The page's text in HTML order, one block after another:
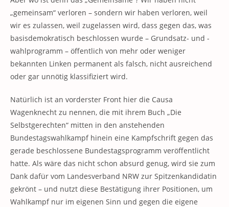
„gemeinsam“ verloren – sondern wir haben verloren, weil
wir es zulassen, weil zugelassen wird, dass gegen das, was
basisdemokratisch beschlossen wurde – Grundsatz- und -
wahlprogramm – öffentlich von mehr oder weniger
bekannten Linken permanent als falsch, nicht ausreichend
oder gar unnötig klassifiziert wird.
Natürlich ist an vorderster Front hier die Causa
Wagenknecht zu nennen, die mit ihrem Buch „Die
Selbstgerechten“ mitten in den anstehenden
Bundestagswahlkampf hinein eine Kampfschrift gegen das
gerade beschlossene Bundestagsprogramm veröffentlicht
hatte. Als wäre das nicht schon absurd genug, wird sie zum
Dank dafür vom Landesverband NRW zur Spitzenkandidatin
gekrönt – und nutzt diese Bestätigung ihrer Positionen, um
Wahlkampf nur im eigenen Sinn und gegen die eigene